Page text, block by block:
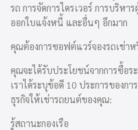
รถ การจัดการไดรเวอร์ การบริหา
ออกใบแจ้งหนี้ และอื่นๆ อีกมาก
คุณต้องการซอฟต์แวร์จองรถเช่าห
คุณจะได้รับประโยชน์จากการซื้อร
เราได้ระบุข้อดี 10 ประการของก
ธุรกิจให้เช่ารถยนต์ของคุณ:
รู้สถานะกองเรือ